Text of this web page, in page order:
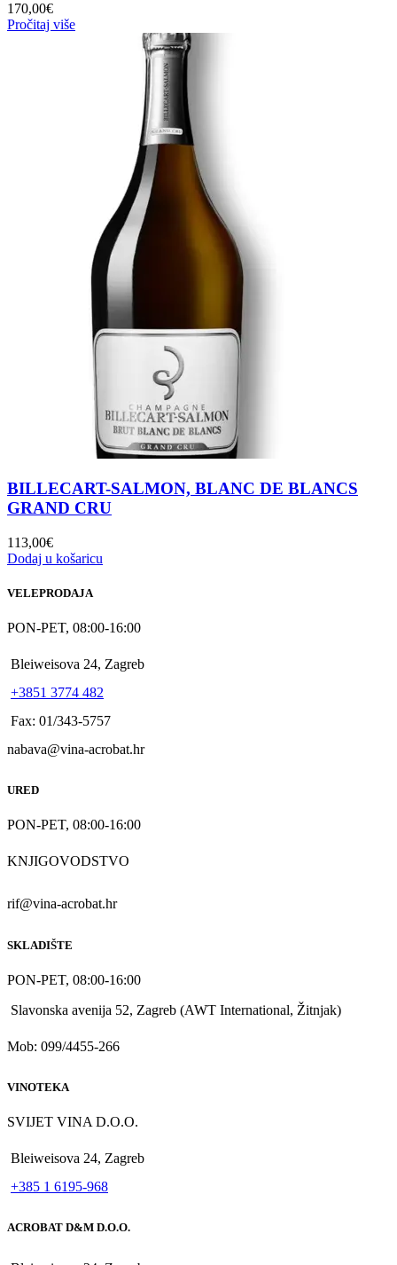
170,00€
Pročitaj više
BILLECART-SALMON, BLANC DE BLANCS
GRAND CRU
113,00€
Dodaj u košaricu
VELEPRODAJA
PON-PET, 08:00-16:00
Bleiweisova 24, Zagreb
+3851 3774 482
Fax: 01/343-5757
nabava@vina-acrobat.hr
URED
PON-PET, 08:00-16:00
KNJIGOVODSTVO
rif@vina-acrobat.hr
SKLADIŠTE
PON-PET, 08:00-16:00
Slavonska avenija 52, Zagreb (AWT International, Žitnjak)
Mob: 099/4455-266
VINOTEKA
SVIJET VINA D.O.O.
Bleiweisova 24, Zagreb
+385 1 6195-968
ACROBAT D&M D.O.O.